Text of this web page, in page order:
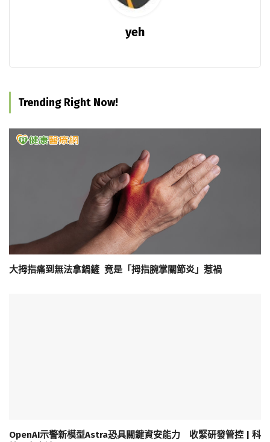
yeh
Trending Right Now!
大拇指痛到無法拿鍋鏟 竟是「拇指腕掌關節炎」惹禍
OpenAI示警新模型Astra恐具關鍵資安能力 收緊研發管控 | 科